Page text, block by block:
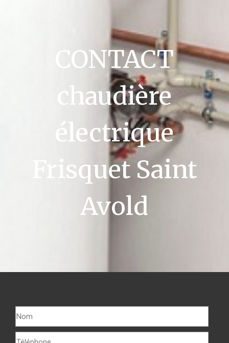
CONTACT
chaudière
électrique
Frisquet Saint
Avold